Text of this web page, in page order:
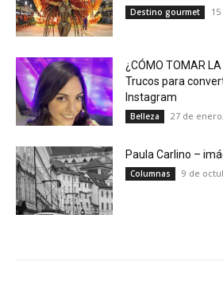
Destino gourmet
¿CÓMO TOMAR LA
Trucos para
Instagram
Belleza 27 de
Paula Carlino –
Columnas 9 de